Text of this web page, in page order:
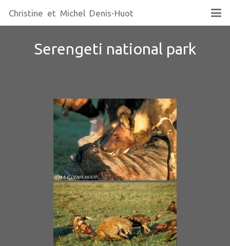
Christine et Michel Denis-Huot
Serengeti national park